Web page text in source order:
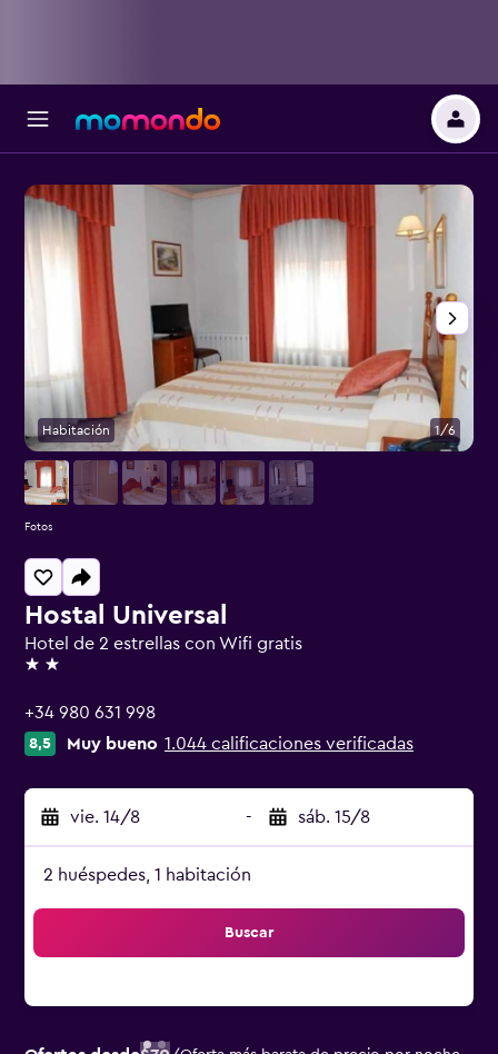
Hostal Universal
Hotel de 2 estrellas con Wifi gratis
2 estrellas
+34 980 631 998
8,5 Muy bueno 1.044 calificaciones verificadas
vie. 14/8 - sáb. 15/8
2 huéspedes, 1 habitación
Buscar
Habitación 1/6
Fotos